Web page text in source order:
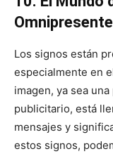
Los signos están
especialmente en
imagen, ya sea
publicitario, está
mensajes y
estos signos,